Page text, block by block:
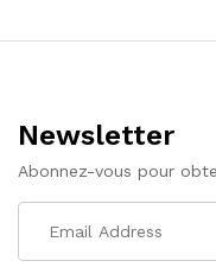
l’article
Newsletter
Abonnez-vous pour